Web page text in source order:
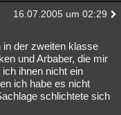
16.07.2005 um 02:29
der zweiten klasse
und Arbaber, die mir
ihnen nicht ein
ich habe es nicht
schlichtete sich